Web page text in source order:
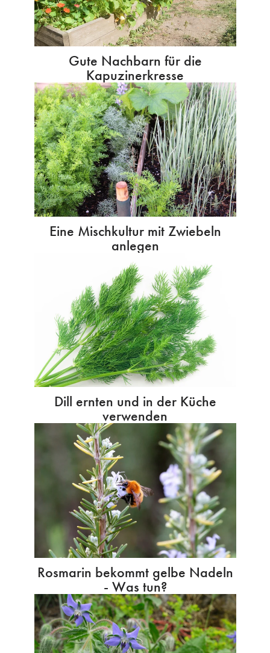
Gute Nachbarn für die
Kapuzinerkresse
Eine Mischkultur mit Zwiebeln
anlegen
Dill ernten und in der Küche
verwenden
Rosmarin bekommt gelbe Nadeln
- Was tun?